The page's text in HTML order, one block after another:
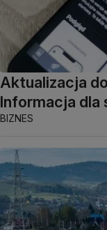
Aktualizacja
Informacja dla
BIZNES